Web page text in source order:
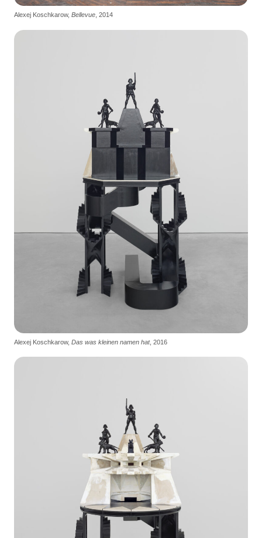
Alexej Koschkarow, Bellevue , 2014
Alexej Koschkarow, Das was kleinen namen hat, 2016